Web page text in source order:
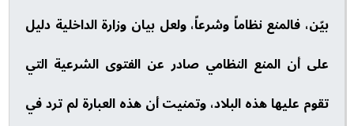
بيّن، فالمنع نظاماً وشرعاً، ولعل بيان وزارة الداخلية دليل
على أن المنع النظامي صادر عن الفتوى الشرعية التي
تقوم عليها هذه البلاد، وتمنيت أن هذه العبارة لم ترد في